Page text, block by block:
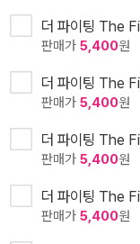
더 파이팅 The
판매가 5,400원
더 파이팅 The
판매가 5,400원
더 파이팅 The
판매가 5,400원
더 파이팅 The
판매가 5,400원